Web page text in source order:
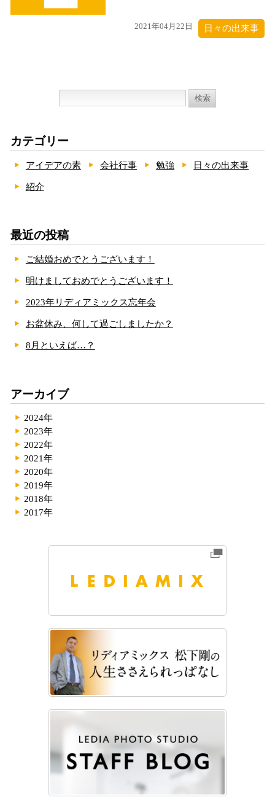
2021年04月22日 日々の出来事
検
カテゴリー
アイデアの素 会社行事 勉強 日々の出来事
紹介
最近の投稿
ご結婚おめでとうございます！
明けましておめでとうございます！
2023年リディアミックス忘年会
お盆休み、何して過ごしましたか？
8月といえば…？
アーカイブ
2024年
2023年
2022年
2021年
2020年
2019年
2018年
2017年